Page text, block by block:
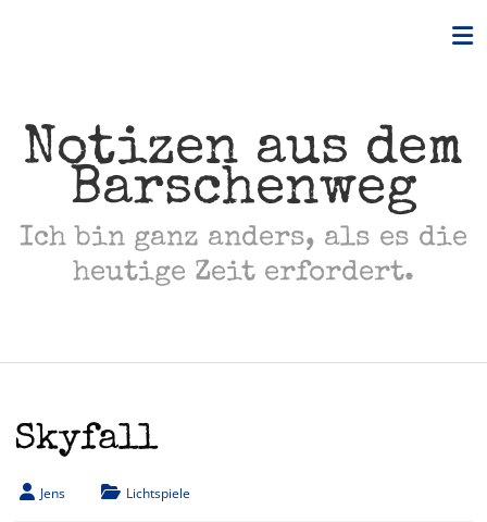
Notizen aus dem
Barschenweg
Ich bin ganz anders, als es die
heutige Zeit erfordert.
Skyfall
Jens Lichtspiele